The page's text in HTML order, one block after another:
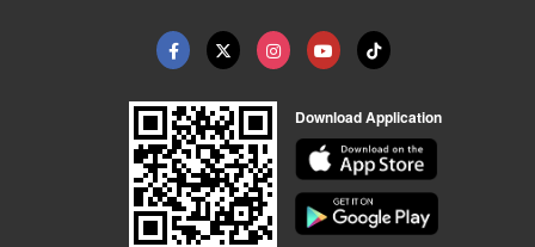
Download Application